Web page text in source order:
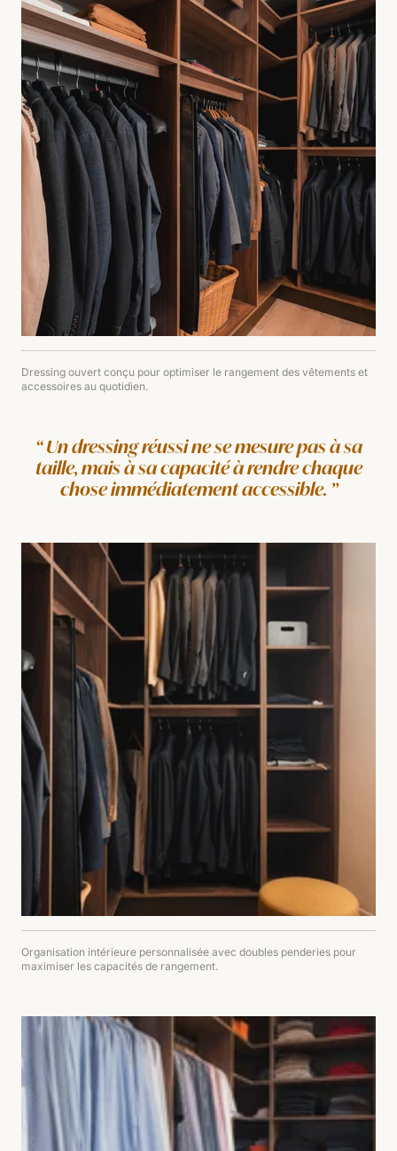
Dressing ouvert conçu pour optimiser le rangement des vêtements et
accessoires au quotidien.
Un dressing réussi ne se mesure pas à sa
taille, mais à sa capacité à rendre chaque
chose immédiatement accessible.
Organisation intérieure personnalisée avec doubles penderies pour
maximiser les capacités de rangement.